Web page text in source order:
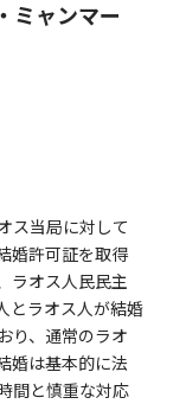
ミャンマー
ス当局に対して
婚許可証を取得
ラオス人民民主
とラオス人が結婚
り、通常のラオ
婚は基本的に法
間と慎重な対応